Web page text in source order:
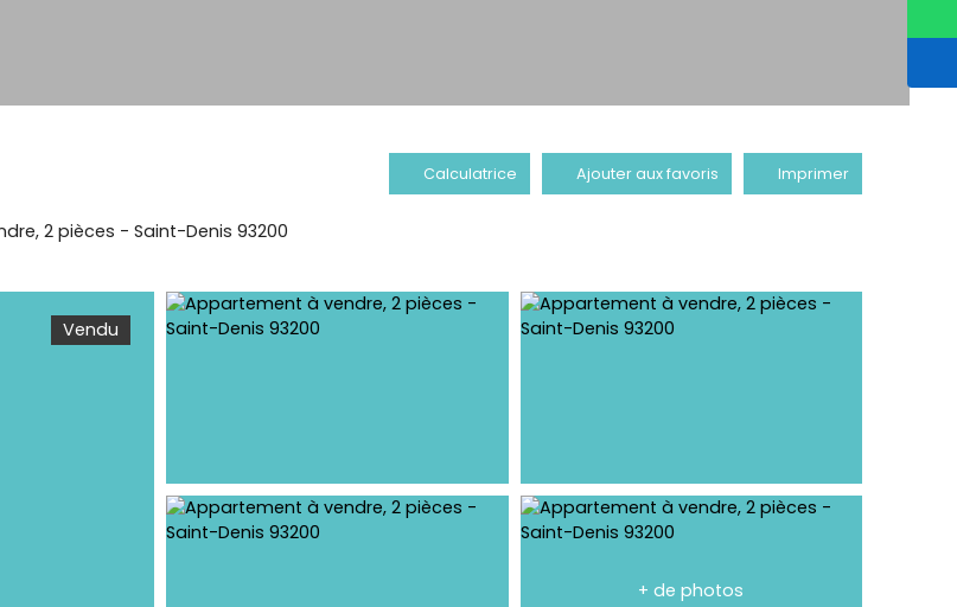
Calculatrice Ajouter aux favoris Imprimer
2 pièces - Saint-Denis 93200
Vendu
+ de photos